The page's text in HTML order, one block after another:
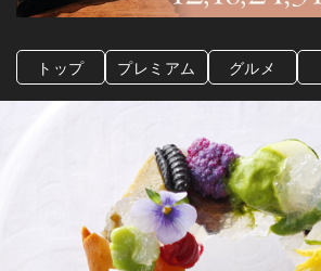
トップ プレミアム グルメ